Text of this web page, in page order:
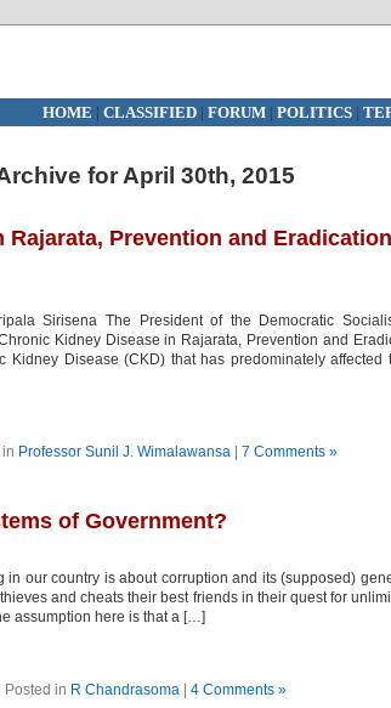
HOME | CLASSIFIED| FORUM| POLITICS |
for April 30th, 2015
Prevention and
Sirisena The President of the Democratic
Kidney Disease in Rajarata, Prevention and
Kidney Disease (CKD) that has predominately affected
in Professor Sunil J. Wimalawansa 7 Comments »
of Government?
in our country is about corruption and its (supposed)
and cheats their best friends in their quest for
assumption here is that a […]
Posted in R Chandrasoma| 4 Comments »